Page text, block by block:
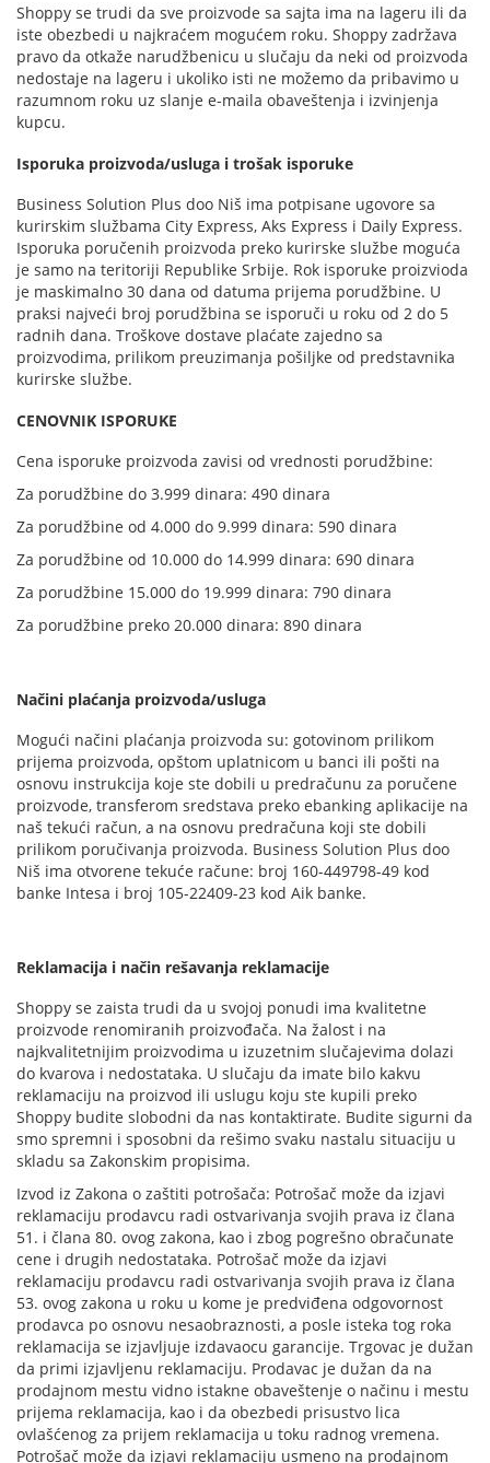
Shoppy se trudi da sve proizvode sa sajta ima na lageru ili da
iste obezbedi u najkraćem mogućem roku. Shoppy zadržava
pravo da otkaže narudžbenicu u slučaju da neki od proizvoda
nedostaje na lageru i ukoliko isti ne možemo da pribavimo u
razumnom roku uz slanje e-maila obaveštenja i izvinjenja
kupcu.
Isporuka proizvoda/usluga i trošak isporuke
Business Solution Plus doo Niš ima potpisane ugovore sa
kurirskim službama City Express, Aks Express i Daily Express.
Isporuka poručenih proizvoda preko kurirske službe moguća
je samo na teritoriji Republike Srbije. Rok isporuke proizvioda
je maskimalno 30 dana od datuma prijema porudžbine. U
praksi najveći broj porudžbina se isporuči u roku od 2 do 5
radnih dana. Troškove dostave plaćate zajedno sa
proizvodima, prilikom preuzimanja pošiljke od predstavnika
kurirske službe.
CENOVNIK ISPORUKE
Cena isporuke proizvoda zavisi od vrednosti porudžbine:
Za porudžbine do 3.999 dinara: 490 dinara
Za porudžbine od 4.000 do 9.999 dinara: 590 dinara
Za porudžbine od 10.000 do 14.999 dinara: 690 dinara
Za porudžbine 15.000 do 19.999 dinara: 790 dinara
Za porudžbine preko 20.000 dinara: 890 dinara
Načini plaćanja proizvoda/usluga
Mogući načini plaćanja proizvoda su: gotovinom prilikom
prijema proizvoda, opštom uplatnicom u banci ili pošti na
osnovu instrukcija koje ste dobili u predračunu za poručene
proizvode, transferom sredstava preko ebanking aplikacije na
naš tekući račun, a na osnovu predračuna koji ste dobili
prilikom poručivanja proizvoda. Business Solution Plus doo
Niš ima otvorene tekuće račune: broj 160-449798-49 kod
banke Intesa i broj 105-22409-23 kod Aik banke.
Reklamacija i način rešavanja reklamacije
Shoppy se zaista trudi da u svojoj ponudi ima kvalitetne
proizvode renomiranih proizvođača. Na žalost i na
najkvalitetnijim proizvodima u izuzetnim slučajevima dolazi
do kvarova i nedostataka. U slučaju da imate bilo kakvu
reklamaciju na proizvod ili uslugu koju ste kupili preko
Shoppy budite slobodni da nas kontaktirate. Budite sigurni da
smo spremni i sposobni da rešimo svaku nastalu situaciju u
skladu sa Zakonskim propisima.
Izvod iz Zakona o zaštiti potrošača: Potrošač može da izjavi
reklamaciju prodavcu radi ostvarivanja svojih prava iz člana
51. i člana 80. ovog zakona, kao i zbog pogrešno obračunate
cene i drugih nedostataka. Potrošač može da izjavi
reklamaciju prodavcu radi ostvarivanja svojih prava iz člana
53. ovog zakona u roku u kome je predviđena odgovornost
prodavca po osnovu nesaobraznosti, a posle isteka tog roka
reklamacija se izjavljuje izdavaocu garancije. Trgovac je dužan
da primi izjavljenu reklamaciju. Prodavac je dužan da na
prodajnom mestu vidno istakne obaveštenje o načinu i mestu
prijema reklamacija, kao i da obezbedi prisustvo lica
ovlašćenog za prijem reklamacija u toku radnog vremena.
Potrošač može da izjavi reklamaciju usmeno na prodajnom